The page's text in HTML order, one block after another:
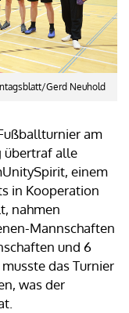
Gerd Neuhold
am
übertraf alle
einem
in Kooperation
nahmen
Mannschaften
und 6
das Turnier
was der